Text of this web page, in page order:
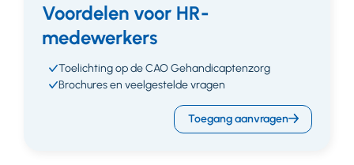
Voordelen voor HR-
medewerkers
Toelichting op de CAO Gehandicaptenzorg
Brochures en veelgestelde vragen
Toegang aanvragen